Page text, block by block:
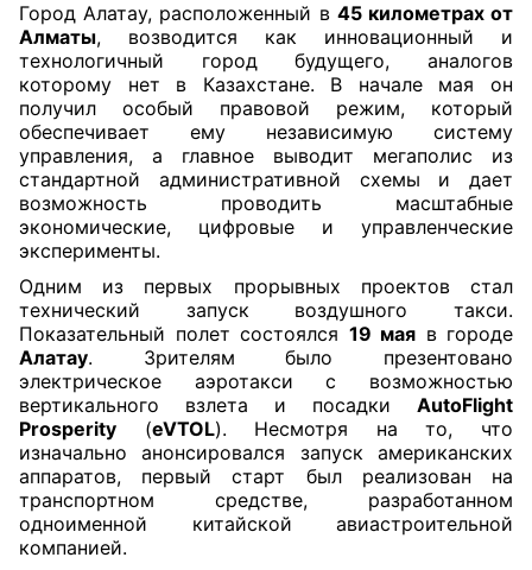
Город Алатау, расположенный в 45 километрах от
Алматы, возводится как инновационный и
технологичный город будущего, аналогов
которому нет в Казахстане. В начале мая он
получил особый правовой режим, который
обеспечивает ему независимую систему
управления, а главное выводит мегаполис из
стандартной административной схемы и дает
возможность проводить масштабные
экономические, цифровые и управленческие
эксперименты.
Одним из первых прорывных проектов стал
технический запуск воздушного такси.
Показательный полет состоялся 19 мая в городе
Алатау. Зрителям было презентовано
электрическое аэротакси с возможностью
вертикального взлета и посадки AutoFlight
Prosperity (eVTOL). Несмотря на то, что
изначально анонсировался запуск американских
аппаратов, первый старт был реализован на
транспортном средстве, разработанном
одноименной китайской авиастроительной
компанией.